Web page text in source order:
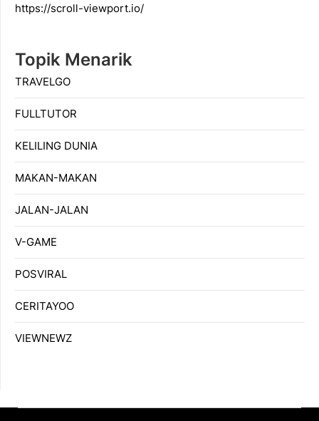
https://scroll-viewport.io/
Topik Menarik
TRAVELGO
FULLTUTOR
KELILING DUNIA
MAKAN-MAKAN
JALAN-JALAN
V-GAME
POSVIRAL
CERITAYOO
VIEWNEWZ